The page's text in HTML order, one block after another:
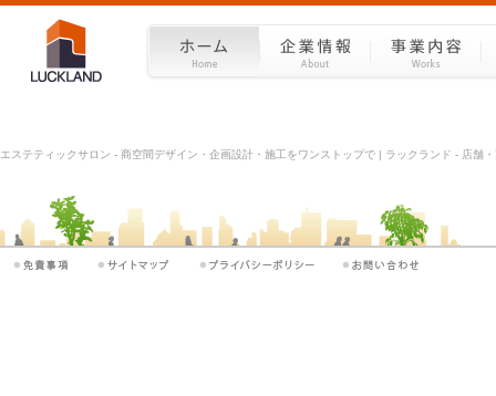
エステティックサロン - 商空間デザイン・企画設計・施工をワンストップで | ラックランド - 店舗